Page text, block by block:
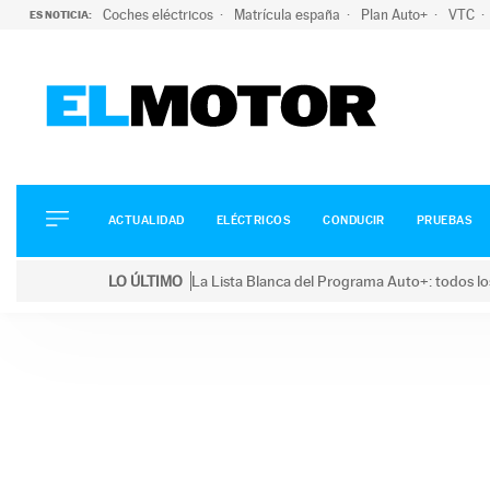
ES NOTICIA: Coches eléctricos Matrícula españa Plan Auto+ VTC
ELÉCTRICOS
CONDUCIR
ACTUALIDAD ELÉCTRICOS CONDUCIR PRUEBAS
LO ÚLTIMO La Lista Blanca del Programa Auto+: todos